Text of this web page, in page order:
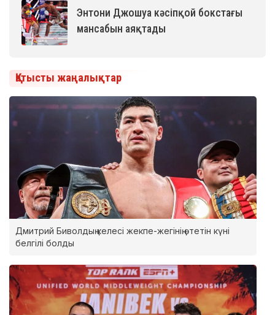
Энтони Джошуа кәсіпқой бокстағы
мансабын аяқтады
Қатысты жаңалықтар
Дмитрий Биволдың келесі жекпе-жегінің өтетін күні
белгілі болды